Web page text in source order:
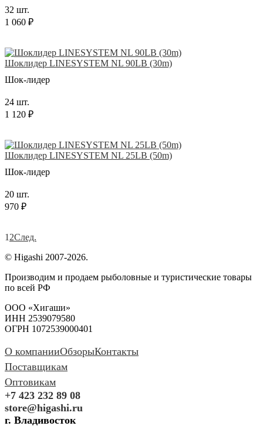
32 шт.
1 060 ₽
Шоклидер LINESYSTEM NL 90LB (30m)
Шок-лидер
24 шт.
1 120 ₽
Шоклидер LINESYSTEM NL 25LB (50m)
Шок-лидер
20 шт.
970 ₽
1 2След.
© Higashi 2007-2026.
Производим и продаем рыболовные и туристические товары
по всей РФ
ООО «Хигаши»
ИНН 2539079580
ОГРН 1072539000401
О компанииОбзорыКонтакты
Поставщикам
Оптовикам
+7 423 232 89 08
store@higashi.ru
г. Владивосток